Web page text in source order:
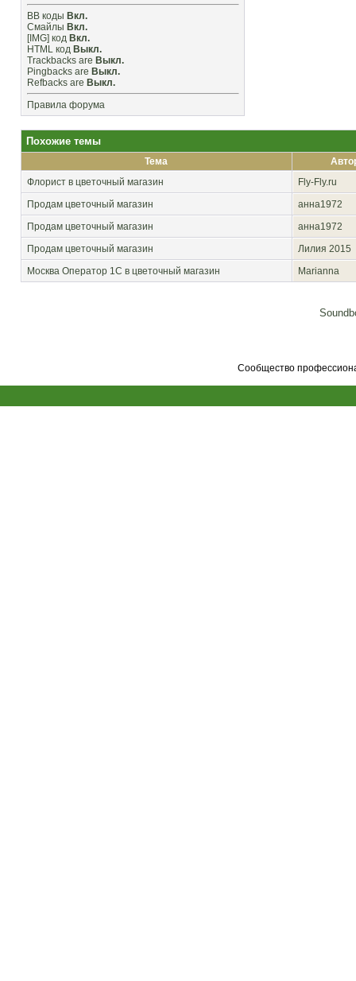
BB коды Вкл.
Смайлы Вкл.
[IMG] код Вкл.
HTML код Выкл.
Trackbacks are Выкл.
Pingbacks are Выкл.
Refbacks are Выкл.
Правила форума
Похожие темы
Тема
Флорист в цветочный магазин
Fly-Fly.ru
Продам цветочный магазин
анна1972
Продам цветочный магазин
анна1972
Продам цветочный магазин
Лилия 2015
Москва Оператор 1С в цветочный магазин Marianna
Сообщество